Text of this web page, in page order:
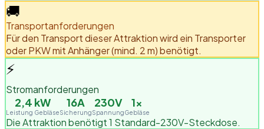
🚚
Transportanforderungen
Für den Transport dieser Attraktion wird ein Transporter
oder PKW mit Anhänger (mind. 2 m) benötigt.
⚡
Stromanforderungen
2,4 kW
Leistung Gebläse
16A
Sicherung
230V
Spannung
1×
Gebläse
Die Attraktion benötigt 1 Standard-230V-Steckdose.